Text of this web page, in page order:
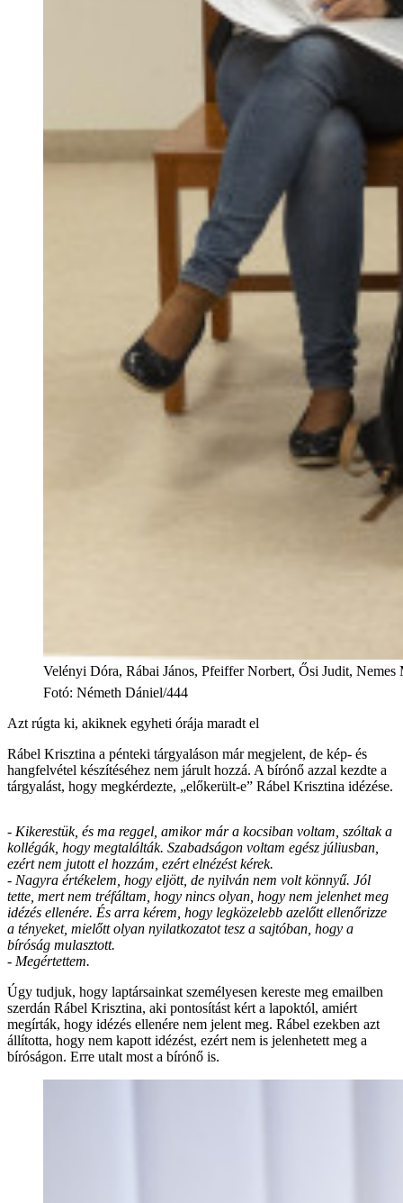
Velényi Dóra, Rábai János, Pfeiffer Norbert, Ősi Judit,
Fotó: Németh Dániel/444
Azt rúgta ki, akiknek egyheti órája maradt el
Rábel Krisztina a pénteki tárgyaláson már megjelent, de kép- és
hangfelvétel készítéséhez nem járult hozzá. A bírónő azzal kezdte a
tárgyalást, hogy megkérdezte, „előkerült-e” Rábel Krisztina idézése.
- Kikerestük, és ma reggel, amikor már a kocsiban voltam, szóltak a
kollégák, hogy megtalálták. Szabadságon voltam egész júliusban,
ezért nem jutott el hozzám, ezért elnézést kérek.
- Nagyra értékelem, hogy eljött, de nyilván nem volt könnyű. Jól
tette, mert nem tréfáltam, hogy nincs olyan, hogy nem jelenhet meg
idézés ellenére. És arra kérem, hogy legközelebb azelőtt ellenőrizze
a tényeket, mielőtt olyan nyilatkozatot tesz a sajtóban, hogy a
bíróság mulasztott.
- Megértettem.
Úgy tudjuk, hogy laptársainkat személyesen kereste meg emailben
szerdán Rábel Krisztina, aki pontosítást kért a lapoktól, amiért
megírták, hogy idézés ellenére nem jelent meg. Rábel ezekben azt
állította, hogy nem kapott idézést, ezért nem is jelenhetett meg a
bíróságon. Erre utalt most a bírónő is.